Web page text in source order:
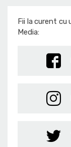
Fii la curent cu
Media: